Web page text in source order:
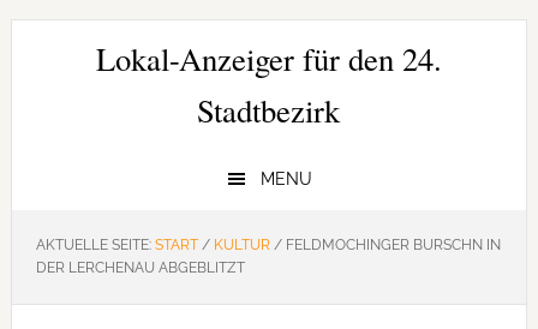
Zur
Hauptnavigation
Zum
Zur
SeitenspalteLokal-Anzeiger für den 24.
Stadtbezirk
MENU
AKTUELLE SEITE: START / KULTUR /FELDMOCHINGER BURSCHN IN
DER LERCHENAU ABGEBLITZT